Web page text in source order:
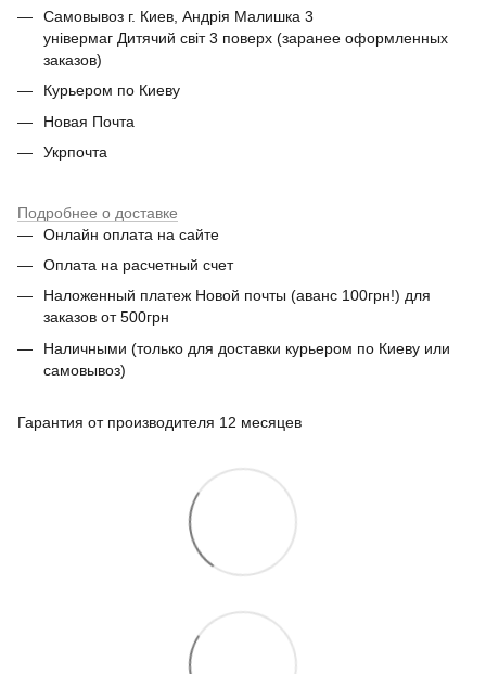
Самовывоз г. Киев, Андрія Малишка 3
універмаг Дитячий світ 3 поверх (заранее оформленных
заказов)
Курьером по Киеву
Новая Почта
Укрпочта
Подробнее о доставке
Онлайн оплата на сайте
Оплата на расчетный счет
Наложенный платеж Новой почты (аванс 100грн!) для
заказов от 500грн
Наличными (только для доставки курьером по Киеву или
самовывоз)
Гарантия от производителя 12 месяцев